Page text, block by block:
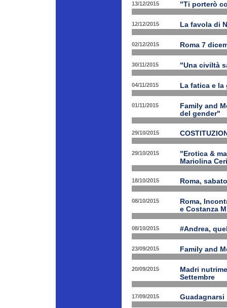
13/12/2015 "Ti porterò
12/12/2015 La favola di
02/12/2015 Roma 7
30/11/2015 "Una civiltà
04/11/2015 La fatica e
01/11/2015
Family and
del gender"
29/10/2015
29/10/2015
"Erotica &
Mariolina
18/10/2015 Roma,
08/10/2015
Roma,
e Costanza
08/10/2015 #Andrea,
23/09/2015 Family and
20/09/2015
Madri
Settembre
17/09/2015